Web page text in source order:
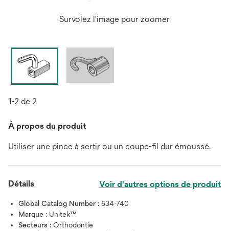
Survolez l'image pour zoomer
1-2 de 2
À propos du produit
Utiliser une pince à sertir ou un coupe-fil dur émoussé.
Détails Voir d'autres options de produit
Global Catalog Number : 534-740
Marque : Unitek™
Secteurs : Orthodontie